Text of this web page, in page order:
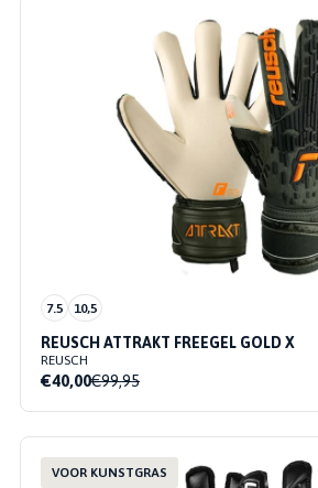
7.5 10,5
REUSCH ATTRAKT FREEGEL GOLD X
REUSCH
€40,00€99,95
VOOR KUNSTGRAS